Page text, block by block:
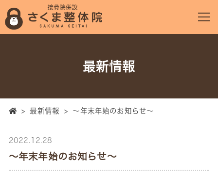
最新情報
> 最新情報 > ～年末年始のお知らせ～
2022.12.28
～年末年始のお知らせ～